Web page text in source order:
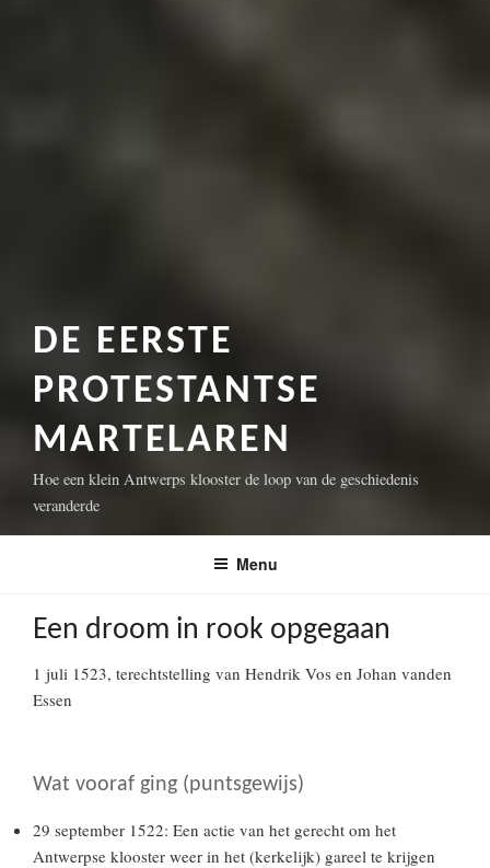
DE EERSTE
PROTESTANTSE
MARTELAREN
Hoe een klein Antwerps klooster de loop van de geschiedenis
veranderde
Menu
Een droom in rook opgegaan
1 juli 1523, terechtstelling van Hendrik Vos en Johan vanden
Essen
Wat vooraf ging (puntsgewijs)
29 september 1522: Een actie van het gerecht om het
Antwerpse klooster weer in het (kerkelijk) gareel te krijgen